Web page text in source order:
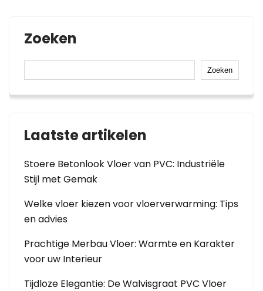
Zoeken
Zoeken
Laatste artikelen
Stoere Betonlook Vloer van PVC: Industriële
Stijl met Gemak
Welke vloer kiezen voor vloerverwarming: Tips
en advies
Prachtige Merbau Vloer: Warmte en Karakter
voor uw Interieur
Tijdloze Elegantie: De Walvisgraat PVC Vloer